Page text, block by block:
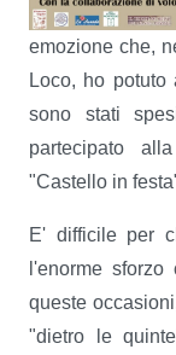
emozione che,
Loco, ho
sono stati
partecipato
"Castello in
E' difficile per
l'enorme
queste
"dietro le